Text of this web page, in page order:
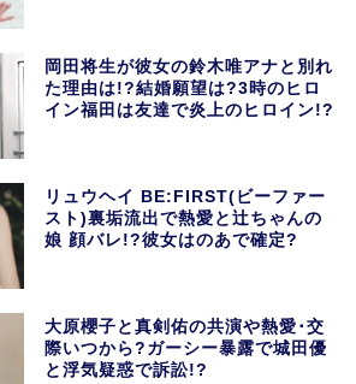
岡田将生が彼女の鈴木唯アナと別れ
た理由は!?結婚願望は?3時のヒロ
イン福田は友達で炎上のヒロイン!?
リュウヘイ BE:FIRST(ビーファー
スト)裏垢流出で熱愛と辻ちゃんの
娘 顔バレ!?彼女はのあで確定?
大原櫻子と真剣佑の共演や熱愛･交
際いつから?ガーシー暴露で城田優
と浮気疑惑で訴訟!?